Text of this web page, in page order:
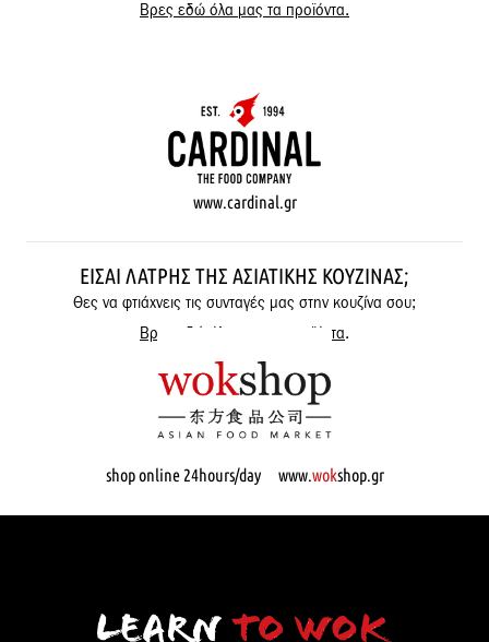
Βρες εδώ όλα μας τα προϊόντα.
www.cardinal.gr
ΕΊΣΑΙ ΛΆΤΡΗΣ ΤΗΣ ΑΣΙΑΤΙΚΉΣ ΚΟΥΖΊΝΑΣ;
Θες να φτιάχνεις τις συνταγές μας στην κουζίνα σου;
Βρες εδώ όλα μας τα προϊόντα.
shop online 24hours/day www.wokshop.gr